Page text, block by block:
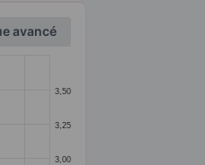
avancé
3,00
3,25
3,50